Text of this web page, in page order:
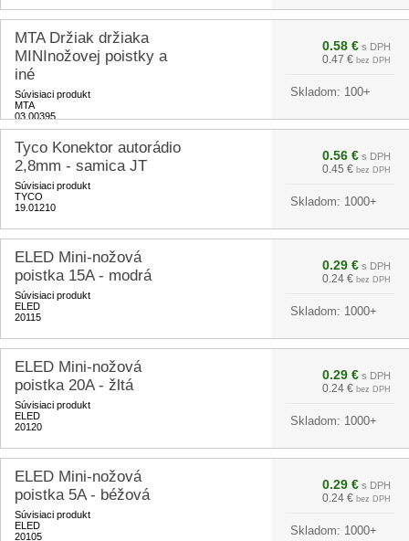
MTA Držiak držiaka
MINInožovej poistky a
iné
Súvisiaci produkt
MTA
03.00395
0.58 € s DPH
0.47 € bez DPH
Skladom: 100+
Tyco Konektor autorádio
2,8mm - samica JT
Súvisiaci produkt
TYCO
19.01210
0.56 € s DPH
0.45 € bez DPH
Skladom: 1000+
ELED Mini-nožová
poistka 15A - modrá
Súvisiaci produkt
ELED
20115
0.29 € s DPH
0.24 € bez DPH
Skladom: 1000+
ELED Mini-nožová
poistka 20A - žltá
Súvisiaci produkt
ELED
20120
0.29 € s DPH
0.24 € bez DPH
Skladom: 1000+
ELED Mini-nožová
poistka 5A - béžová
Súvisiaci produkt
ELED
20105
0.29 € s DPH
0.24 € bez DPH
Skladom: 1000+